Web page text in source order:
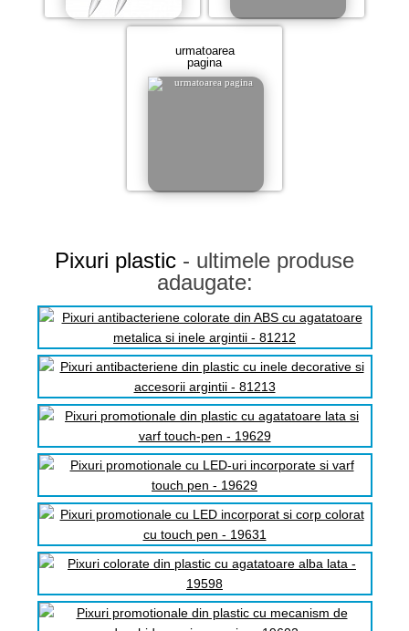
urmatoarea
pagina
Pixuri plastic - ultimele produse
adaugate: